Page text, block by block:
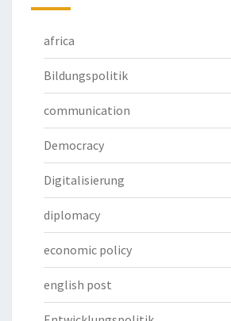
africa
Bildungspolitik
communication
Democracy
Digitalisierung
diplomacy
economic policy
english post